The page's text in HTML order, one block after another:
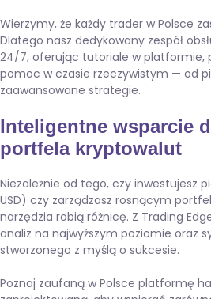
Wierzymy, że każdy trader w Polsce
Dlatego nasz dedykowany zespół
24/7, oferując tutoriale w platformie,
pomoc w czasie rzeczywistym — od
zaawansowane strategie.
Inteligentne wsparcie
portfela kryptowalut
Niezależnie od tego, czy inwestujesz
USD) czy zarządzasz rosnącym
narzędzia robią różnicę. Z Trading
analiz na najwyższym poziomie oraz
stworzonego z myślą o sukcesie.
Poznaj zaufaną w Polsce platformę